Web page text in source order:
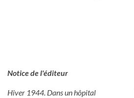
Notice de l'éditeur
Hiver 1944. Dans un hôpital